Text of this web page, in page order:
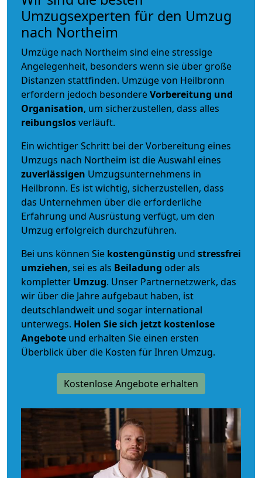
Umzugsexperten für den Umzug
nach Northeim
Umzüge nach Northeim sind eine stressige
Angelegenheit, besonders wenn sie über große
Distanzen stattfinden. Umzüge von Heilbronn
erfordern jedoch besondereVorbereitung und
Organisation, um sicherzustellen, dass alles
reibungslosverläuft.
Ein wichtiger Schritt bei der Vorbereitung eines
Umzugs nach Northeim ist die Auswahl eines
zuverlässigen Umzugsunternehmens in
Heilbronn. Es ist wichtig, sicherzustellen, dass
das Unternehmen über die erforderliche
Erfahrung und Ausrüstung verfügt, um den
Umzug erfolgreich durchzuführen.
Bei uns können Sie kostengünstig und stressfrei
umziehen, sei es als Beiladung oder als
kompletter Umzug. Unser Partnernetzwerk, das
wir über die Jahre aufgebaut haben, ist
deutschlandweit und sogar international
unterwegs. Holen Sie sich jetzt kostenlose
Angebote und erhalten Sie einen ersten
Überblick über die Kosten für Ihren Umzug.
Kostenlose Angebote erhalten